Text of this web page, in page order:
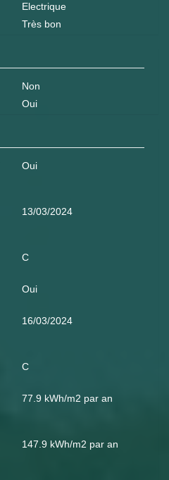
Electrique
Très bon
Non
Oui
Oui
13/03/2024
C
Oui
16/03/2024
C
77.9 kWh/m2 par an
147.9 kWh/m2 par an